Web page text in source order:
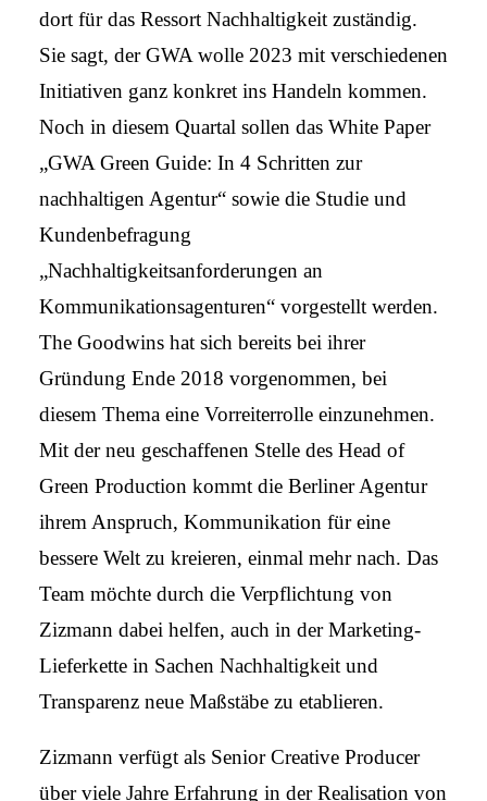
dort für das Ressort Nachhaltigkeit zuständig.
Sie sagt, der GWA wolle 2023 mit verschiedenen
Initiativen ganz konkret ins Handeln kommen.
Noch in diesem Quartal sollen das White Paper
„GWA Green Guide: In 4 Schritten zur
nachhaltigen Agentur“ sowie die Studie und
Kundenbefragung
„Nachhaltigkeitsanforderungen an
Kommunikationsagenturen“ vorgestellt werden.
The Goodwins hat sich bereits bei ihrer
Gründung Ende 2018 vorgenommen, bei
diesem Thema eine Vorreiterrolle einzunehmen.
Mit der neu geschaffenen Stelle des Head of
Green Production kommt die Berliner Agentur
ihrem Anspruch, Kommunikation für eine
bessere Welt zu kreieren, einmal mehr nach. Das
Team möchte durch die Verpflichtung von
Zizmann dabei helfen, auch in der Marketing-
Lieferkette in Sachen Nachhaltigkeit und
Transparenz neue Maßstäbe zu etablieren.
Zizmann verfügt als Senior Creative Producer
über viele Jahre Erfahrung in der Realisation von